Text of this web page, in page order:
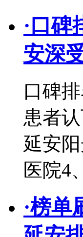
· 口碑
安深
口碑
患者
延安
医院4
·榜单